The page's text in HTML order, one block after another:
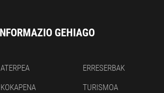
INFORMAZIO GEHIAGO
ATERPEA
KOKAPENA
ERRESERBAK
TURISMOA